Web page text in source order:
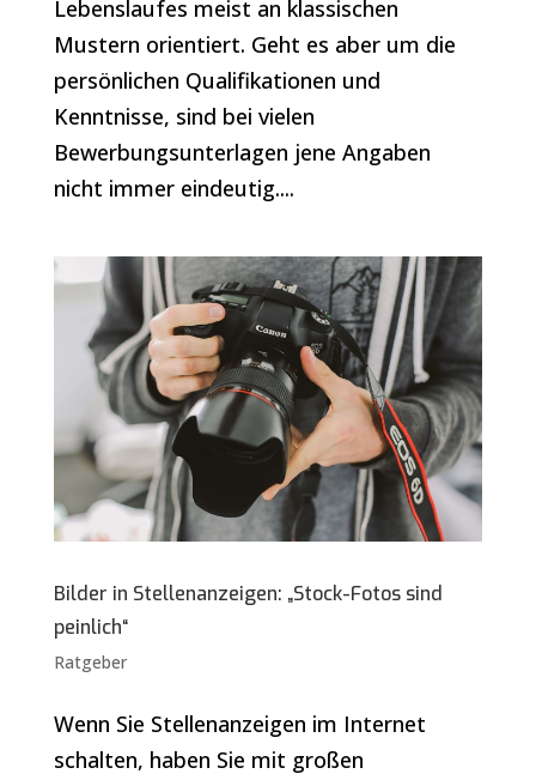
Lebenslaufes meist an klassischen
Mustern orientiert. Geht es aber um die
persönlichen Qualifikationen und
Kenntnisse, sind bei vielen
Bewerbungsunterlagen jene Angaben
nicht immer eindeutig....
Bilder in Stellenanzeigen: „Stock-Fotos sind
peinlich“
Ratgeber
Wenn Sie Stellenanzeigen im Internet
schalten, haben Sie mit großen